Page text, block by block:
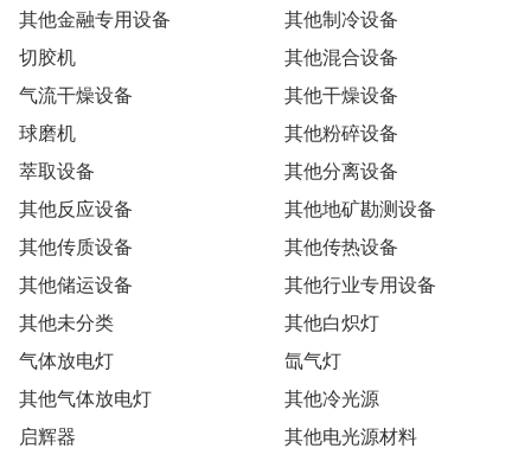
其他金融专用设备
其他制冷设备
切胶机
其他混合设备
气流干燥设备
其他干燥设备
球磨机
其他粉碎设备
萃取设备
其他分离设备
其他反应设备
其他地矿勘测设备
其他传质设备
其他传热设备
其他储运设备
其他行业专用设备
其他未分类
其他白炽灯
气体放电灯
氙气灯
其他气体放电灯
其他冷光源
启辉器
其他电光源材料